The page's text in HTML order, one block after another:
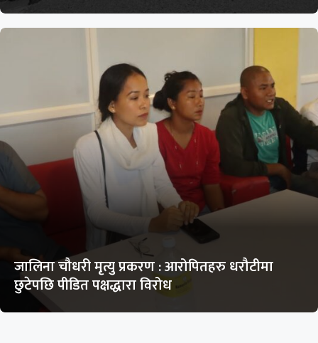
जालिना चौधरी मृत्यु प्रकरण : आरोपितहरु धरौटीमा
छुटेपछि पीडित पक्षद्धारा विरोध